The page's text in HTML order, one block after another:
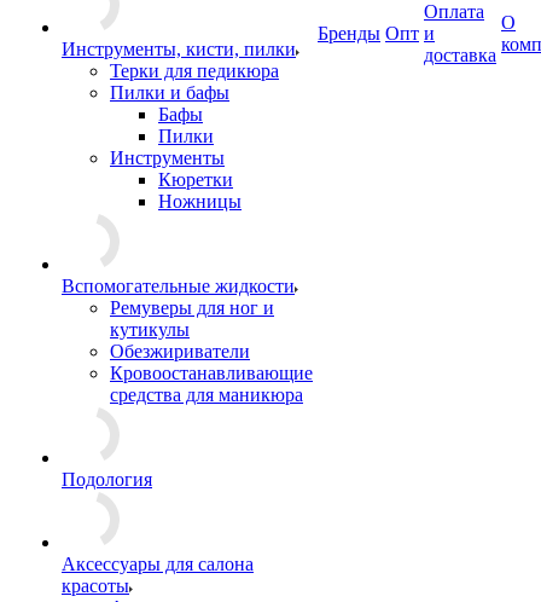
Инструменты, кисти, пилки
Терки для педикюра
Пилки и бафы
Бафы
Пилки
Инструменты
Кюретки
Ножницы
Вспомогательные жидкости
Ремуверы для ног и
кутикулы
Обезжириватели
Кровоостанавливающие
средства для маникюра
Подология
Аксессуары для салона
красоты
Бренды Опт
Оплата
и
доставка
О